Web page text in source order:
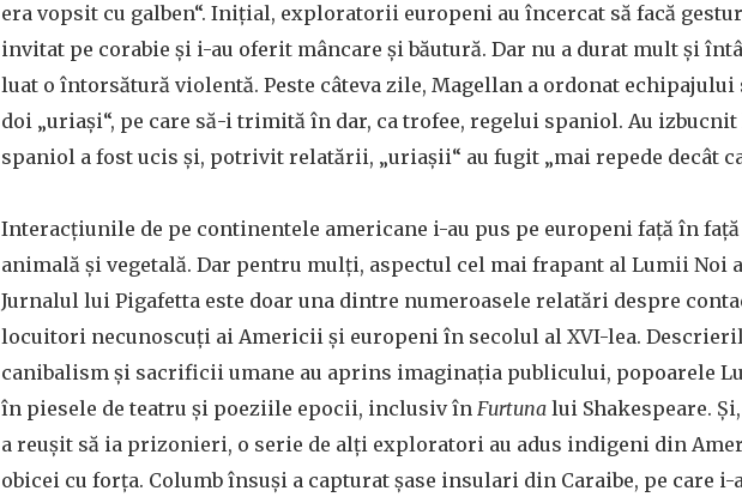
era vopsit cu galben“. Inițial, exploratorii europeni au încercat să facă
invitat pe corabie și i-au oferit mâncare și băutură. Dar nu a durat mult și
luat o întorsătură violentă. Peste câteva zile, Magellan a ordonat echipajului
doi „uriași“, pe care să-i trimită în dar, ca trofee, regelui spaniol. Au
spaniol a fost ucis și, potrivit relatării, „uriașii“ au fugit „mai repede decât
Interacțiunile de pe continentele americane i-au pus pe europeni față în față
animală și vegetală. Dar pentru mulți, aspectul cel mai frapant al Lumii Noi
Jurnalul lui Pigafetta este doar una dintre numeroasele relatări despre
locuitori necunoscuți ai Americii și europeni în secolul al XVI-lea.
canibalism și sacrificii umane au aprins imaginația publicului, popoarele
în piesele de teatru și poeziile epocii, inclusiv în Furtuna lui Shakespeare.
a reușit să ia prizonieri, o serie de alți exploratori au adus indigeni din
obicei cu forța. Columb însuși a capturat șase insulari din Caraibe, pe care i-